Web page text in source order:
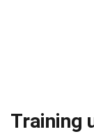
Training